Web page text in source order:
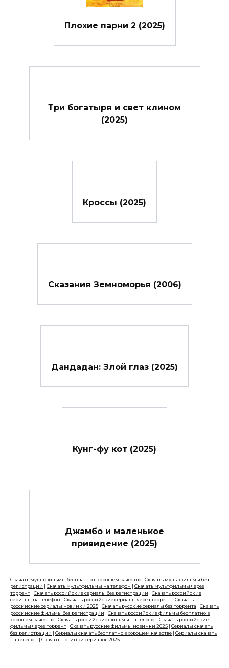
Плохие парни 2 (2025)
Три богатыря и свет клином
(2025)
Кроссы (2025)
Сказания Земноморья (2006)
Дандадан: Злой глаз (2025)
Кунг-фу кот (2025)
Джамбо и маленькое
привидение (2025)
Скачать мультфильмы бесплатно в хорошем качестве | Скачать мультфильмы без
регистрации | Скачать мультфильмы на телефон | Скачать мультфильмы через
торрент | Скачать российские сериалы без регистрации | Скачать российские
сериалы на телефон | Скачать российские сериалы через торрент | Скачать
российские сериалы новинки 2025 | Скачать русские сериалы без торрента | Скачать
российские фильмы без регистрации | Скачать российские фильмы бесплатно в
хорошем качестве | Скачать российские фильмы на телефон Скачать российские
фильмы через торрент | Скачать русские фильмы новинки 2025 | Сериалы скачать
без регистрации | Сериалы скачать бесплатно в хорошем качестве | Сериалы скачать
на телефон | Скачать новинки сериалов 2025